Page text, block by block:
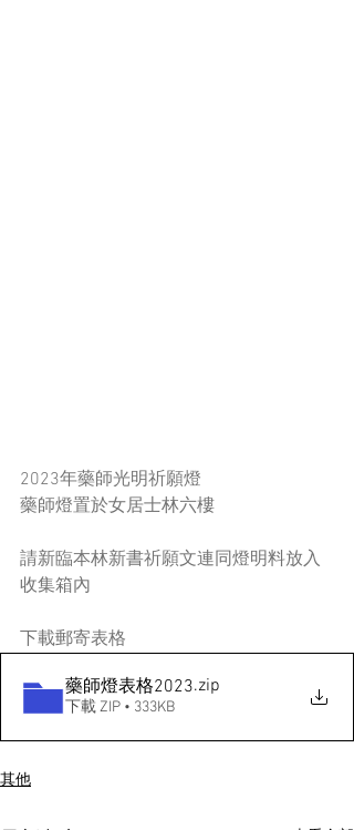
2023年藥師光明祈願燈
藥師燈置於女居士林六樓
請新臨本林新書祈願文連同燈明料放入
收集箱內
下載郵寄表格
藥師燈表格2023.zip
下載 ZIP • 333KB
其他